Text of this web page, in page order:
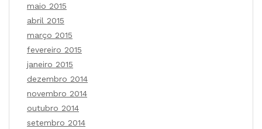
maio 2015
abril 2015
março 2015
fevereiro 2015
janeiro 2015
dezembro 2014
novembro 2014
outubro 2014
setembro 2014